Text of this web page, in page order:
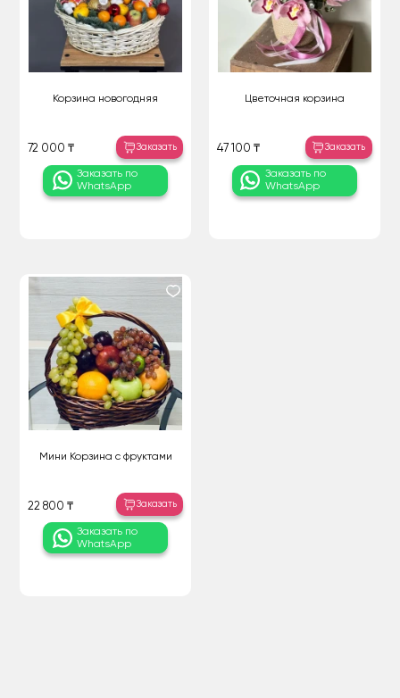
Корзина новогодняя
72 000 ₸ Заказать
Заказать по
WhatsApp
Цветочная корзина
47 100 ₸ Заказать
Заказать по
WhatsApp
Мини Корзина с фруктами
22 800 ₸ Заказать
Заказать по
WhatsApp